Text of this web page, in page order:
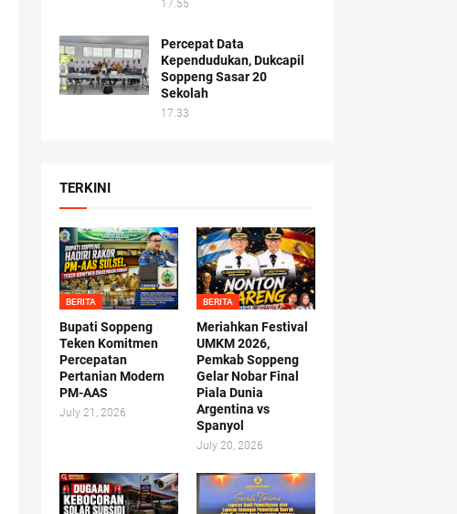
17.55
Percepat Data
Kependudukan, Dukcapil
Soppeng Sasar 20
Sekolah
17.33
TERKINI
BERITA
Bupati Soppeng
Teken Komitmen
Percepatan
Pertanian Modern
PM-AAS
July 21, 2026
BERITA
Meriahkan Festival
UMKM 2026,
Pemkab Soppeng
Gelar Nobar Final
Piala Dunia
Argentina vs
Spanyol
July 20, 2026